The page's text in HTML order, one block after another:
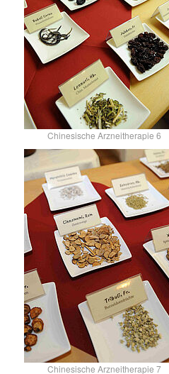
Chinesische Arzneitherapie 6
Chinesische Arzneitherapie 7